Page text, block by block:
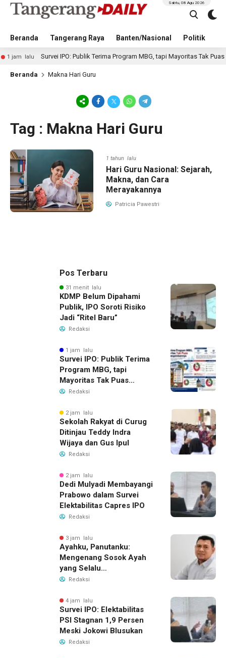
Beranda Tangerang Raya Banten/Nasional Politik
Sabtu, 08 Agu 2026
lalu Survei IPO: Publik Terima Program MBG, tapi Mayoritas Tak Puas
Beranda Makna Hari Guru
Tag : Makna Hari Guru
1 tahun lalu
Hari Guru Nasional: Sejarah,
Makna, dan Cara
Merayakannya
Patricia Pawestri
Pos Terbaru
31 menit lalu
KDMP Belum Dipahami
Publik, IPO Soroti Risiko
Jadi “Ritel Baru”
Redaksi
1 jam lalu
Survei IPO: Publik Terima
Program MBG, tapi
Mayoritas Tak Puas
dengan Pengelolaannya
Redaksi
2 jam lalu
Sekolah Rakyat di Curug
Ditinjau Teddy Indra
Wijaya dan Gus Ipul
Redaksi
2 jam lalu
Dedi Mulyadi Membayangi
Prabowo dalam Survei
Elektabilitas Capres IPO
Redaksi
3 jam lalu
Ayahku, Panutanku:
Mengenang Sosok Ayah
yang Selalu
Membersamaiku
Redaksi
4 jam lalu
Survei IPO: Elektabilitas
PSI Stagnan 1,9 Persen
Meski Jokowi Blusukan
Redaksi